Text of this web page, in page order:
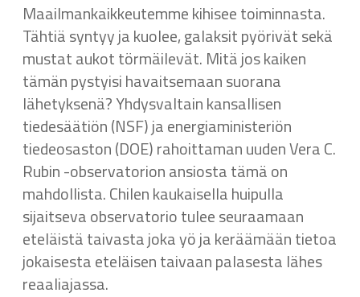
Maailmankaikkeutemme kihisee toiminnasta.
Tähtiä syntyy ja kuolee, galaksit pyörivät sekä
mustat aukot törmäilevät. Mitä jos kaiken
tämän pystyisi havaitsemaan suorana
lähetyksenä? Yhdysvaltain kansallisen
tiedesäätiön (NSF) ja energiaministeriön
tiedeosaston (DOE) rahoittaman uuden Vera C.
Rubin -observatorion ansiosta tämä on
mahdollista. Chilen kaukaisella huipulla
sijaitseva observatorio tulee seuraamaan
eteläistä taivasta joka yö ja keräämään tietoa
jokaisesta eteläisen taivaan palasesta lähes
reaaliajassa.